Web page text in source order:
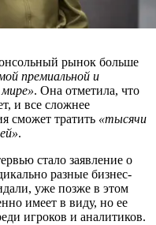
рынок больше
премиальной и
. Она отметила, что
и все сложнее
сможет тратить «тысячи
.
стало заявление о
разные бизнес-
уже позже в этом
имеет в виду, но ее
игроков и аналитиков.